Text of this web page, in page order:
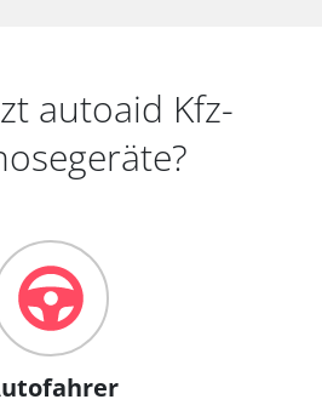
autoaid Kfz-